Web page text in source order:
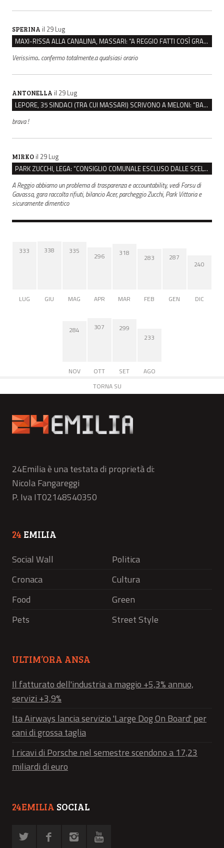
SPERINA il 29 Lug
MAXI-RISSA ALLA CANALINA, MASSARI: “A REGGIO FATTI COSÌ GRAVI NON DEVONO TROVARE SPAZIO”
Verissimo.. confermo totalmente.a qualsiasi orario
ANTONELLA il 29 Lug
LEPORE, 35 SINDACI (TRA CUI MASSARI) SCRIVONO A MELONI: “BASTA ATTACCHI ISTITUZIONALI”
brava !
MIRKO il 29 Lug
PARK ZUCCHI, LEGA: “CONSIGLIO COMUNALE ESCLUSO DALLE SCELTE, PRETENDIAMO TUTTI GLI ATTI”
A Reggio abbiamo un problema di trasparenza e accountability, vedi Forsu di
Gavassa, gara raccolta rifiuti, bilancio Acer, parcheggio Zucchi, Park Vittoria e
sicuramente dimentico
333
LUG
338
GIU
335
MAG
296
APR
318
MAR
283
FEB
287
GEN
240
DIC
284
NOV
307
OTT
299
SET
233
AGO
TORNA SU
24Emilia è una testata di proprietà di:
Nicola Fangareggi
P. Iva IT02148540350
24 EMILIA
Social Wall
Politica
Cronaca
Cultura
Food
Green
Pets
Street Style
ULTIM’ORA ANSA
Il fatturato dell'industria a maggio +5,3% annuo,
servizi +3,9%
Ita Airways lancia servizio 'Large Dog On Board' per
cani di grossa taglia
I ricavi di Porsche nel semestre scendono a 17,23
miliardi di euro
24EMILIA SOCIAL